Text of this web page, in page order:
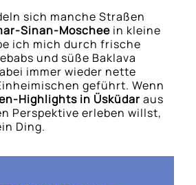
sich manche Straßen
Sinan-Moschee in kleine
ich mich durch frische
und süße Baklava
immer wieder nette
geführt. Wenn
Highlights in Üsküdar aus
Perspektive erleben willst,
Ding.